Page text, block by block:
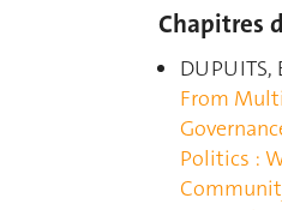
Chapitres
DUPUITS,
From
Politics :